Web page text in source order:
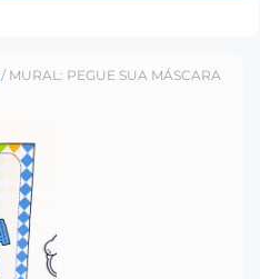
/ MURAL: PEGUE SUA MÁSCARA